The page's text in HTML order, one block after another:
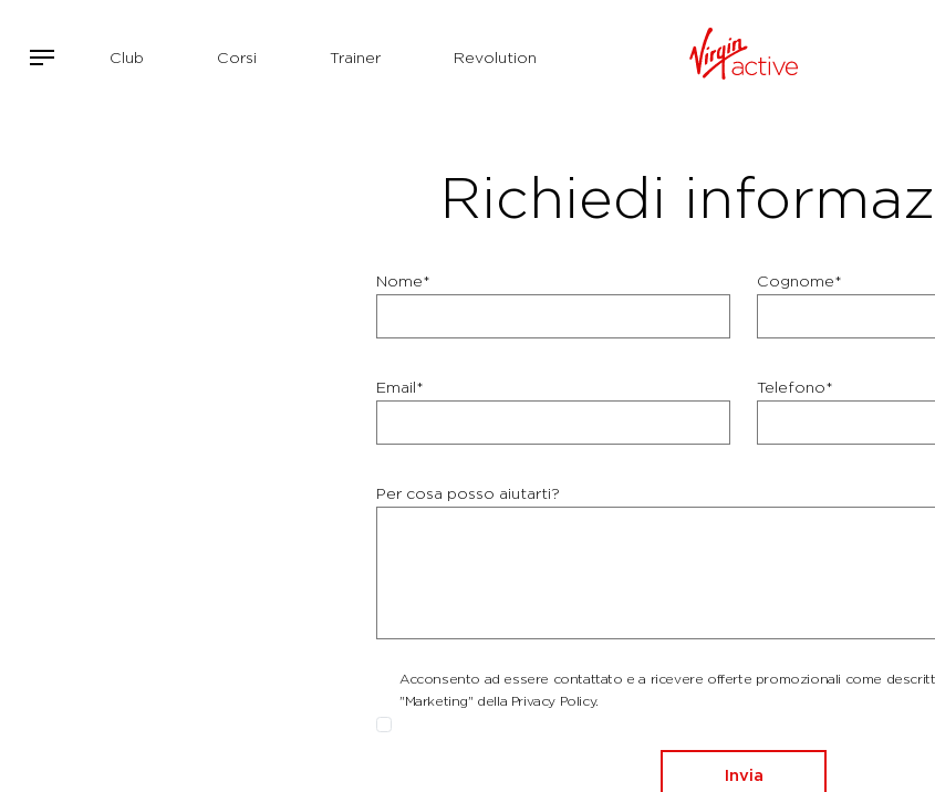
Club Corsi Trainer Revolution
Richiedi
Nome* Cognome*
Email* Telefono*
Per cosa posso aiutarti?
Acconsento ad essere contattato e a ricevere offerte promozionali come
"Marketing" della Privacy Policy.
Invia